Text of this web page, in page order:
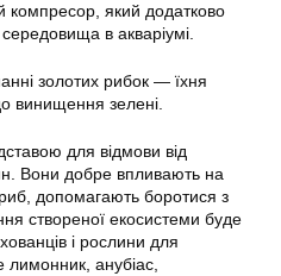
компресор, який додатково
в акваріумі.
золотих рибок — їхня
винищення зелені.
для відмови від
Вони добре впливають на
допомагають боротися з
створеної екосистеми буде
і рослини для
лимонник, анубіас,